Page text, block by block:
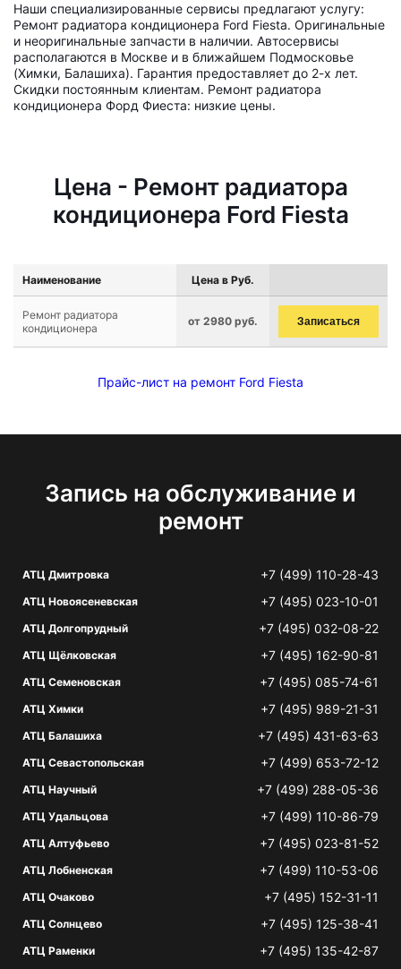
Наши специализированные сервисы предлагают услугу:
Ремонт радиатора кондиционера Ford Fiesta. Оригинальные
и неоригинальные запчасти в наличии. Автосервисы
располагаются в Москве и в ближайшем Подмосковье
(Химки, Балашиха). Гарантия предоставляет до 2-х лет.
Скидки постоянным клиентам. Ремонт радиатора
кондиционера Форд Фиеста: низкие цены.
Цена - Ремонт радиатора
кондиционера Ford Fiesta
Наименование Цена в Руб.
Ремонт радиатора
кондиционера
от 2980 руб. Записаться
Прайс-лист на ремонт Ford Fiesta
Запись на обслуживание и
ремонт
АТЦ Дмитровка +7 (499) 110-28-43
АТЦ Новоясеневская +7 (495) 023-10-01
АТЦ Долгопрудный +7 (495) 032-08-22
АТЦ Щёлковская +7 (495) 162-90-81
АТЦ Семеновская +7 (495) 085-74-61
АТЦ Химки +7 (495) 989-21-31
АТЦ Балашиха +7 (495) 431-63-63
АТЦ Севастопольская +7 (499) 653-72-12
АТЦ Научный +7 (499) 288-05-36
АТЦ Удальцова +7 (499) 110-86-79
АТЦ Алтуфьево +7 (495) 023-81-52
АТЦ Лобненская +7 (499) 110-53-06
АТЦ Очаково +7 (495) 152-31-11
АТЦ Солнцево +7 (495) 125-38-41
АТЦ Раменки +7 (495) 135-42-87